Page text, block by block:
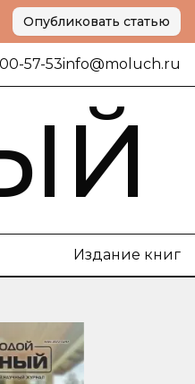
Опубликовать статью
57-53info@moluch.ru
Издание книг